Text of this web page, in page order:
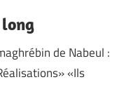
long
de Nabeul :
«Ils